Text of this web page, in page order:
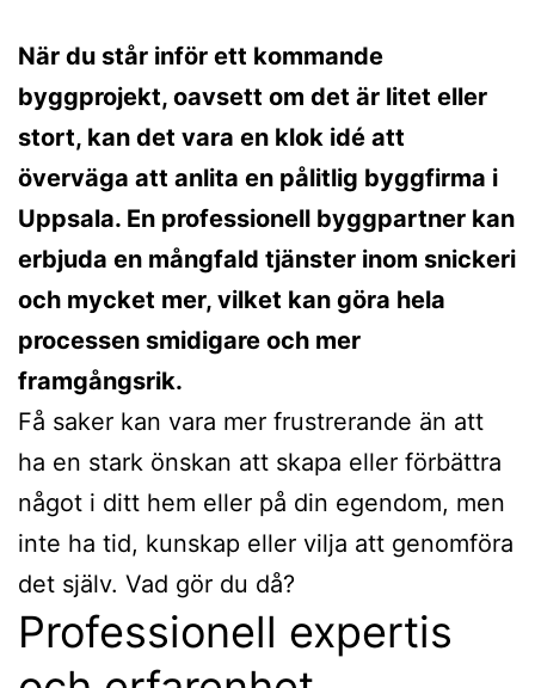
När du står inför ett kommande
byggprojekt, oavsett om det är litet eller
stort, kan det vara en klok idé att
överväga att anlita en pålitlig byggfirma i
Uppsala. En professionell byggpartner kan
erbjuda en mångfald tjänster inom snickeri
och mycket mer, vilket kan göra hela
processen smidigare och mer
framgångsrik.
Få saker kan vara mer frustrerande än att
ha en stark önskan att skapa eller förbättra
något i ditt hem eller på din egendom, men
inte ha tid, kunskap eller vilja att genomföra
det själv. Vad gör du då?
Professionell expertis